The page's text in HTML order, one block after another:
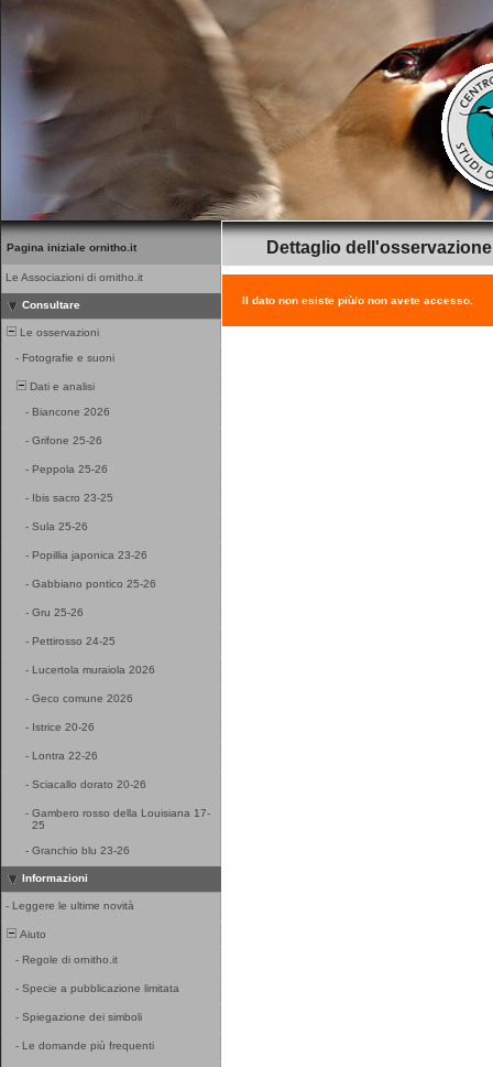
Pagina iniziale ornitho.it
Le Associazioni di ornitho.it
Consultare
Le osservazioni
- Fotografie e suoni
Dati e analisi
- Biancone 2026
- Grifone 25-26
- Peppola 25-26
- Ibis sacro 23-25
- Sula 25-26
- Popillia japonica 23-26
- Gabbiano pontico 25-26
- Gru 25-26
- Pettirosso 24-25
- Lucertola muraiola 2026
- Geco comune 2026
- Istrice 20-26
- Lontra 22-26
- Sciacallo dorato 20-26
- Gambero rosso della Louisiana 17-
25
- Granchio blu 23-26
Informazioni
- Leggere le ultime novità
Aiuto
- Regole di ornitho.it
- Specie a pubblicazione limitata
- Spiegazione dei simboli
- Le domande più frequenti
Dettaglio dell'osservazione
Il dato non esiste più/o non avete accesso.